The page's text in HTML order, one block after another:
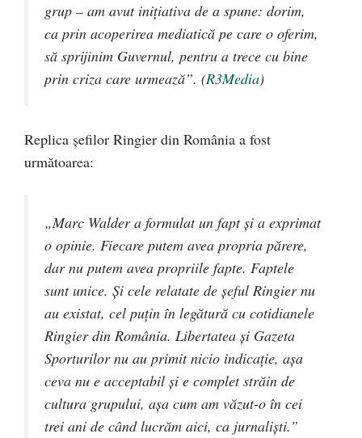
grup – am avut inițiativa de a spune: dorim,
ca prin acoperirea mediatică pe care o oferim,
să sprijinim Guvernul, pentru a trece cu bine
prin criza care urmează”. (R3Media)
Replica șefilor Ringier din România a fost
următoarea:
„Marc Walder a formulat un fapt și a exprimat
o opinie. Fiecare putem avea propria părere,
dar nu putem avea propriile fapte. Faptele
sunt unice. Și cele relatate de șeful Ringier nu
au existat, cel puțin în legătură cu cotidianele
Ringier din România. Libertatea și Gazeta
Sporturilor nu au primit nicio indicație, așa
ceva nu e acceptabil și e complet străin de
cultura grupului, așa cum am văzut-o în cei
trei ani de când lucrăm aici, ca jurnaliști.”